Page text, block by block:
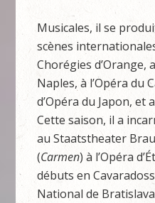
Musicales, il se
scènes
Chorégies d’Orange,
Naples, à l’Opéra du
d’Opéra du Japon, et
Cette saison, il a
au Staatstheater
(Carmen) à l’Opéra
débuts en
National de